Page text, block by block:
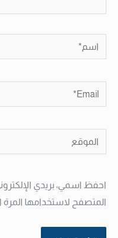
اسم*
Email*
الموقع
احفظ اسمي، بريدي
المتصفح لاستخدامها المرة